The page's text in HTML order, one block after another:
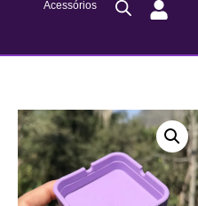
Acessórios